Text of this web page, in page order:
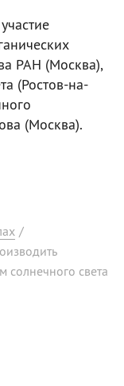
РАН (Москва),
(Ростов-на-
(Москва).
/
света